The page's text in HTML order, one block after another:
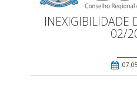
INEXIGIBILIDADE
02/